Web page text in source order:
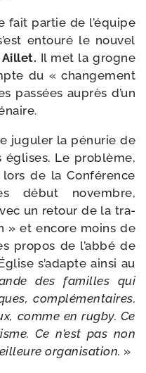
fait par­tie de l’é­quipe
entou­ré le nou­vel
Il met la grogne
du « chan­ge­ment
pas­sées auprès d’un
jugu­ler la pénu­rie de
Le pro­blème,
de la Conférence
début novembre,
un retour de la tra­
» et encore moins de
pro­pos de l’ab­bé de
s’a­dapte ain­si au
des familles qui
com­plé­men­taires.
comme en rug­by. Ce
Ce n’est pas non
orga­ni­sa­tion. »